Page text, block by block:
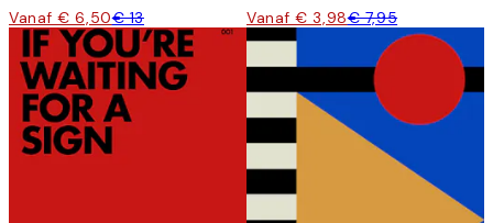
Vanaf € 6,50€ 13 Vanaf € 3,98€ 7,95